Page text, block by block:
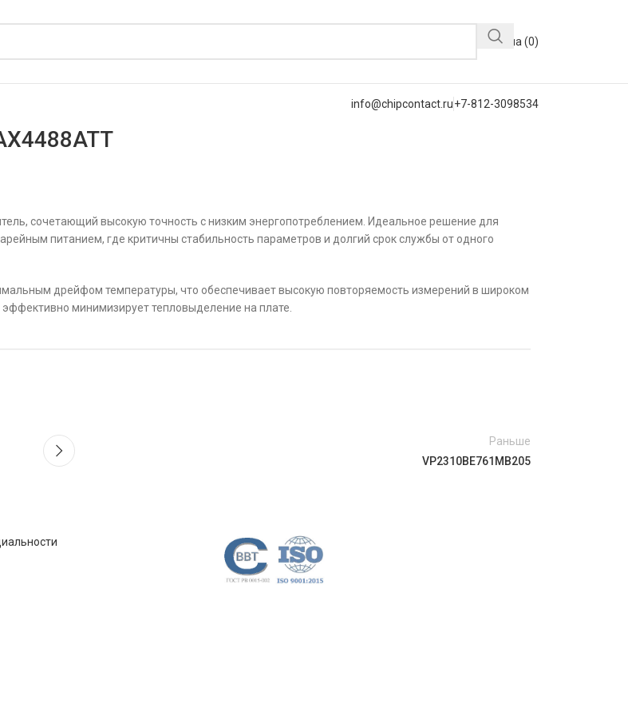
Корзина (0)
info@chipcontact.ru+7-812-3098534
сочетающий высокую точность с низким энергопотреблением. Идеальное решение для
питанием, где критичны стабильность параметров и долгий срок службы от одного
дрейфом температуры, что обеспечивает высокую повторяемость измерений в широком
минимизирует тепловыделение на плате.
Раньше
VР2310ВЕ761МВ205